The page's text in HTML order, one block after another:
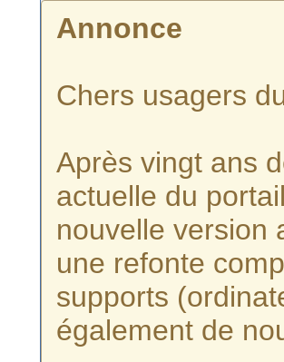
Annonce
Chers usagers
Après vingt ans
actuelle du
nouvelle version
une refonte
supports
également de